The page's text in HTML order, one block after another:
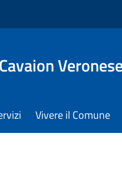
Veronese
Vivere il Comune